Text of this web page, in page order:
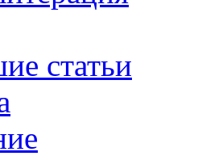
статьи